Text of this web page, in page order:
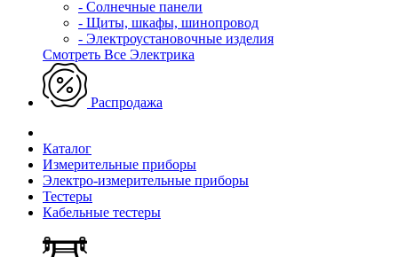
- Солнечные панели
- Щиты, шкафы, шинопровод
- Электроустановочные изделия
Смотреть Все Электрика
Распродажа
Каталог
Измерительные приборы
Электро-измерительные приборы
Тестеры
Кабельные тестеры